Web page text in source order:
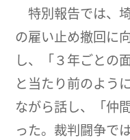
特別報告では、
の雇い止め撤回に
し、「３年ごとの
と当たり前のよう
ながら話し、「仲
った。裁判闘争で